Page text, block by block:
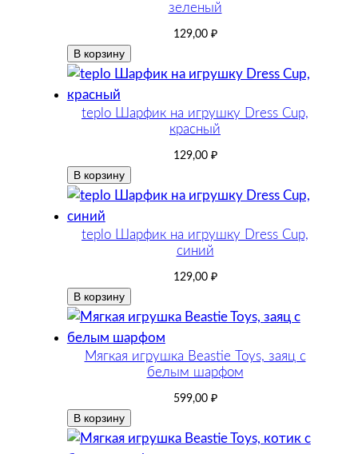
зеленый
129,00 ₽
В корзину
teplo Шарфик на игрушку Dress Cup,
красный
129,00 ₽
В корзину
teplo Шарфик на игрушку Dress Cup,
синий
129,00 ₽
В корзину
Мягкая игрушка Beastie Toys, заяц с
белым шарфом
599,00 ₽
В корзину